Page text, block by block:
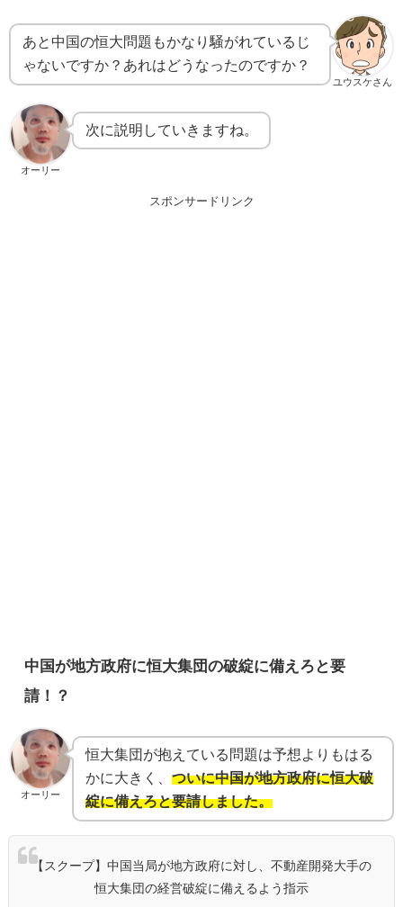
ユウスケさん
あと中国の恒大問題もかなり騒がれているじ
ゃないですか？あれはどうなったのですか？
オーリー
次に説明していきますね。
スポンサードリンク
中国が地方政府に恒大集団の破綻に備えろと要
請！？
オーリー
恒大集団が抱えている問題は予想よりもはる
かに大きく、 ついに中国が地方政府に恒大破
綻に備えろと要請しました。
【スクープ】中国当局が地方政府に対し、不動産開発大手の
恒大集団の経営破綻に備えるよう指示